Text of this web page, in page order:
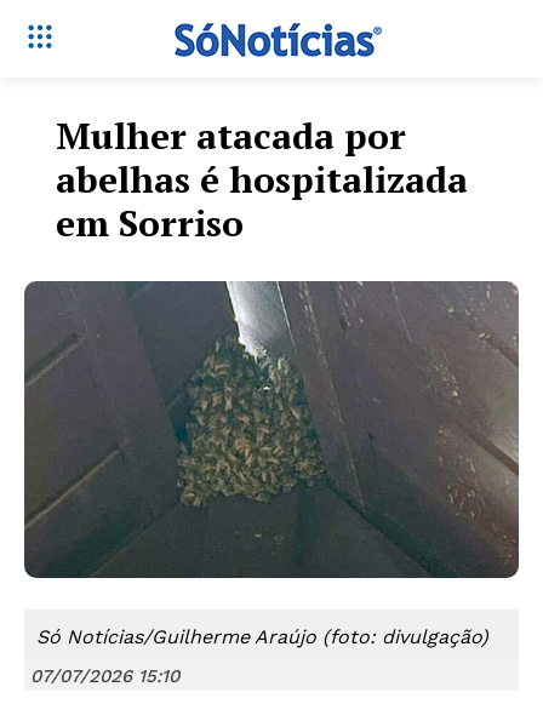
Mulher atacada por
abelhas é hospitalizada
em Sorriso
Só Notícias/Guilherme Araújo (foto: divulgação)
07/07/2026 15:10